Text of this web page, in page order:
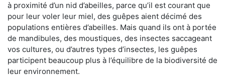
à proximité d’un nid d’abeilles, parce qu’il est courant que
pour leur voler leur miel, des guêpes aient décimé des
populations entières d’abeilles. Mais quand ils ont à portée
de mandibules, des moustiques, des insectes saccageant
vos cultures, ou d’autres types d’insectes, les guêpes
participent beaucoup plus à l’équilibre de la biodiversité de
leur environnement.